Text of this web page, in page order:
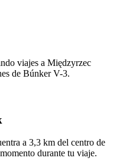
viajes a Międzyrzec
de Búnker V-3.
a 3,3 km del centro de
durante tu viaje.